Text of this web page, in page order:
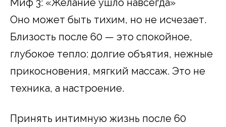
Оно может быть тихим, но не исчезает.
Близость после 60 — это спокойное,
глубокое тепло: долгие объятия, нежные
прикосновения, мягкий массаж. Это не
техника, а настроение.
Принять интимную жизнь после 60